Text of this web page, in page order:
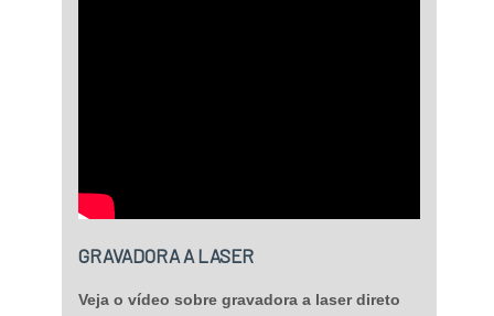
GRAVADORA A LASER
Veja o vídeo sobre gravadora a laser direto